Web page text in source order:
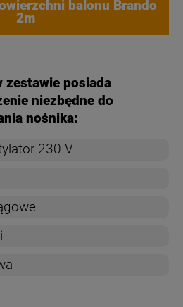
balonu Brando
2m
zestawie posiada
niezbędne do
nośnika:
230 V